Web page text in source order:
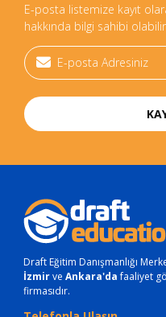
E-posta listemize kayıt
hakkında bilgi sahibi
Draft Eğitim Danışmanlığı
İzmirve Ankara'dafaaliyet
firmasıdır.